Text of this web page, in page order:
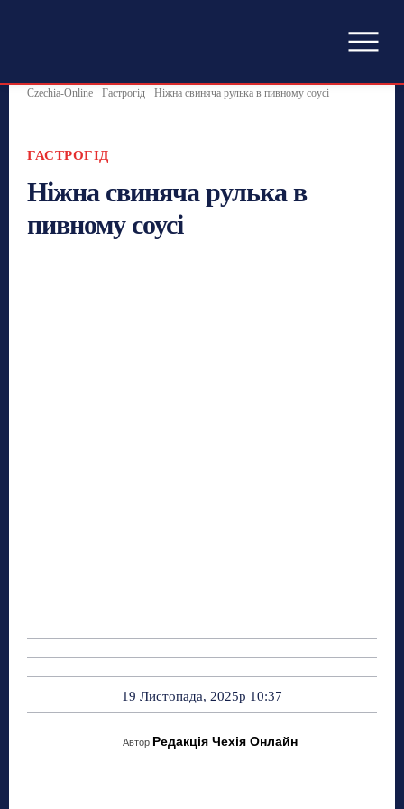
Czechia-Online Гастрогід Ніжна свиняча рулька в пивному соусі
ГАСТРОГІД
Ніжна свиняча рулька в
пивному соусі
19 Листопада, 2025р 10:37
Автор Редакція Чехія Онлайн